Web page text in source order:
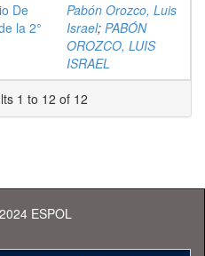
De
la 2°
Pabón Orozco, Luis
Israel; PABÓN
OROZCO, LUIS
ISRAEL
1 to 12 of 12
ESPOL